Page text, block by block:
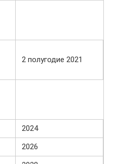
2 полугодие 2021
2024
2026